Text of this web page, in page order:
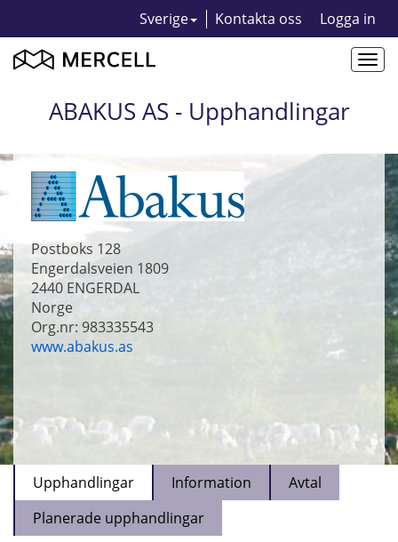
Sverige Kontakta oss Logga in
ABAKUS AS - Upphandlingar
Postboks 128
Engerdalsveien 1809
2440 ENGERDAL
Norge
Org.nr: 983335543
www.abakus.as
Upphandlingar Information
Avtal
Planerade upphandlingar